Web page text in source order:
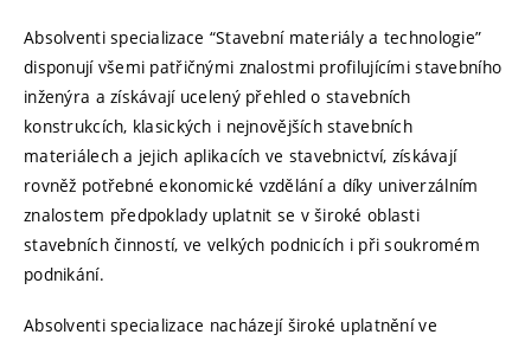
Absolventi specializace “Stavební materiály a technologie”
disponují všemi patřičnými znalostmi profilujícími stavebního
inženýra a získávají ucelený přehled o stavebních
konstrukcích, klasických i nejnovějších stavebních
materiálech a jejich aplikacích ve stavebnictví, získávají
rovněž potřebné ekonomické vzdělání a díky univerzálním
znalostem předpoklady uplatnit se v široké oblasti
stavebních činností, ve velkých podnicích i při soukromém
podnikání.
Absolventi specializace nacházejí široké uplatnění ve